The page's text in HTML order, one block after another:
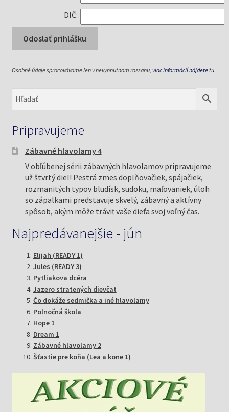
DIČ:
Osobné údaje spracovávame len v nevyhnutnom rozsahu, viac informácií nájdete tu.
Pripravujeme
Zábavné hlavolamy 4
V obľúbenej sérii zábavných hlavolamov pripravujeme
už štvrtý diel! Pestrá zmes doplňovačiek, spájačiek,
rozmanitých typov bludísk, sudoku, maľovaniek, úloh
so zápalkami predstavuje skvelý, zábavný a aktívny
spôsob, akým môže tráviť vaše dieťa svoj voľný čas.
Najpredávanejšie - jún
Elijah (READY 1)
Jules (READY 3)
Pytliakova dcéra
Jazero stratených dievčat
Čo dokáže sedmička a iné hlavolamy
Polnočná škola
Hope 1
Dream 1
Zábavné hlavolamy 2
Šťastie pre koňa (Lea a kone 1)